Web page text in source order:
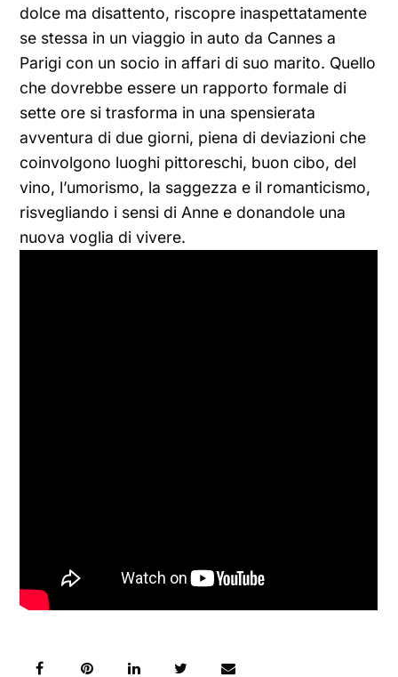
dolce ma disattento, riscopre inaspettatamente
se stessa in un viaggio in auto da Cannes a
Parigi con un socio in affari di suo marito. Quello
che dovrebbe essere un rapporto formale di
sette ore si trasforma in una spensierata
avventura di due giorni, piena di deviazioni che
coinvolgono luoghi pittoreschi, buon cibo, del
vino, l’umorismo, la saggezza e il romanticismo,
risvegliando i sensi di Anne e donandole una
nuova voglia di vivere.